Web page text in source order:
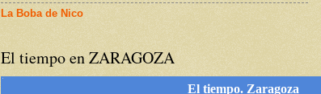
La Boba de Nico
El tiempo en ZARAGOZA